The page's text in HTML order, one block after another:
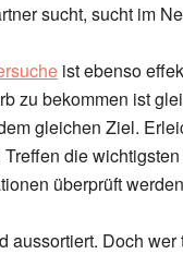
sucht, sucht im
ist ebenso
zu bekommen ist
gleichen Ziel.
die
überprüft
aussortiert. Doch